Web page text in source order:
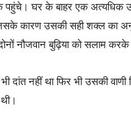
घर के बाहर एक अत्यधिक
कारण उसकी सही शक्ल का
नौजवान बुढ़िया को सलाम
दांत नहीं था फिर भी उसकी